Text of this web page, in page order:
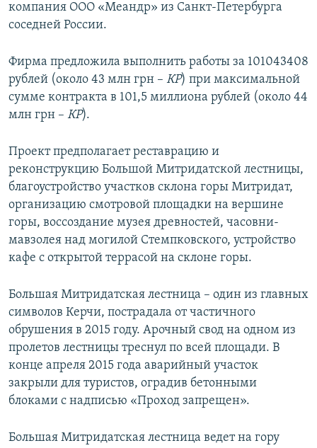
компания ООО «Меандр» из Санкт-Петербурга
соседней России.
Фирма предложила выполнить работы за 101043408
рублей (около 43 млн грн – КР) при максимальной
сумме контракта в 101,5 миллиона рублей (около 44
млн грн – КР).
Проект предполагает реставрацию и
реконструкцию Большой Митридатской лестницы,
благоустройство участков склона горы Митридат,
организацию смотровой площадки на вершине
горы, воссоздание музея древностей, часовни-
мавзолея над могилой Стемпковского, устройство
кафе с открытой террасой на склоне горы.
Большая Митридатская лестница – один из главных
символов Керчи, пострадала от частичного
обрушения в 2015 году. Арочный свод на одном из
пролетов лестницы треснул по всей площади. В
конце апреля 2015 года аварийный участок
закрыли для туристов, оградив бетонными
блоками с надписью «Проход запрещен».
Большая Митридатская лестница ведет на гору